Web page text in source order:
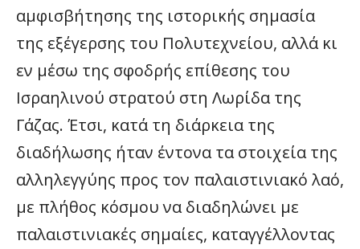
αμφισβήτησης της ιστορικής σημασία
της εξέγερσης του Πολυτεχνείου, αλλά κι
εν μέσω της σφοδρής επίθεσης του
Ισραηλινού στρατού στη Λωρίδα της
Γάζας. Έτσι, κατά τη διάρκεια της
διαδήλωσης ήταν έντονα τα στοιχεία της
αλληλεγγύης προς τον παλαιστινιακό λαό,
με πλήθος κόσμου να διαδηλώνει με
παλαιστινιακές σημαίες, καταγγέλλοντας